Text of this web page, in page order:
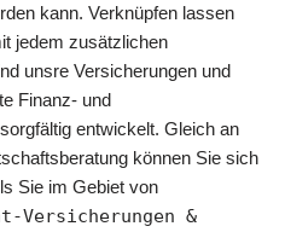
kann. Verknüpfen lassen
jedem zusätzlichen
unsre Versicherungen und
Finanz- und
entwickelt. Gleich an
können Sie sich
Sie im Gebiet von
Versicherungen &